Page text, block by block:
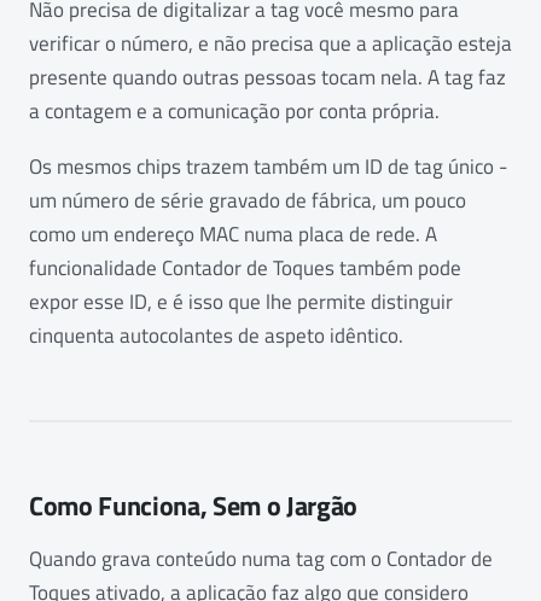
Não precisa de digitalizar a tag você mesmo para
verificar o número, e não precisa que a aplicação esteja
presente quando outras pessoas tocam nela. A tag faz
a contagem e a comunicação por conta própria.
Os mesmos chips trazem também um ID de tag único -
um número de série gravado de fábrica, um pouco
como um endereço MAC numa placa de rede. A
funcionalidade Contador de Toques também pode
expor esse ID, e é isso que lhe permite distinguir
cinquenta autocolantes de aspeto idêntico.
Como Funciona, Sem o Jargão
Quando grava conteúdo numa tag com o Contador de
Toques ativado, a aplicação faz algo que considero